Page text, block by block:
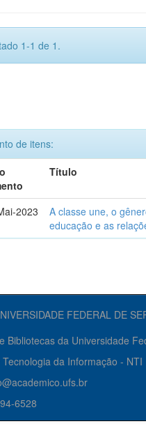
1-1 de 1.
de itens:
Título
2023
A classe une, o
educação e as
FEDERAL DE
Bibliotecas da Universidade
Tecnologia da Informação - NTI
6528